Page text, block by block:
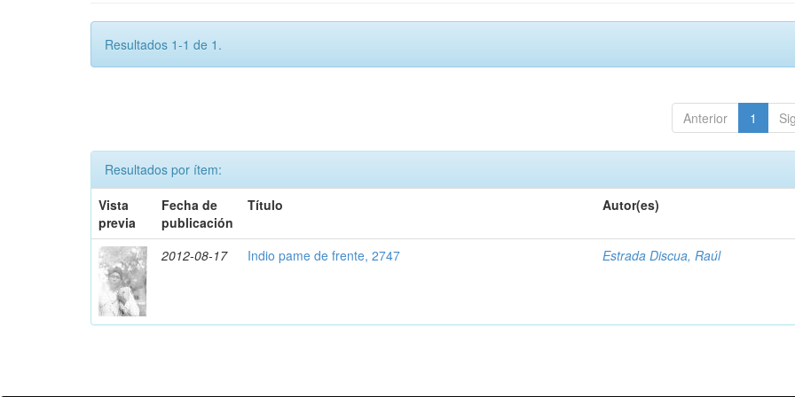
Resultados 1-1 de 1.
Anterior 1
Resultados por ítem:
Vista
previa
Fecha de
publicación
Título Autor(es)
2012-08-17 Indio pame de frente, 2747 Estrada Discua, Raúl